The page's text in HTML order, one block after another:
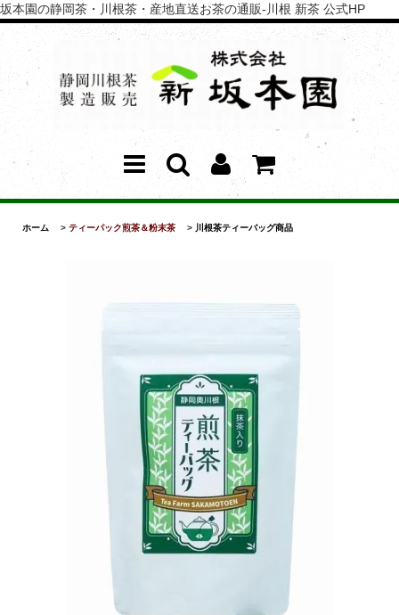
坂本園の静岡茶・川根茶・産地直送お茶の通販-川根 新茶 公式HP
ホーム > ティーパック煎茶＆粉末茶 > 川根茶ティーバッグ商品